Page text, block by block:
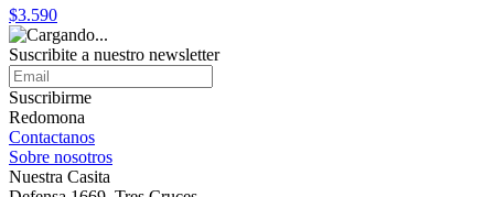
$3.590
Suscribite a nuestro newsletter
Suscribirme
Redomona
Contactanos
Sobre nosotros
Nuestra Casita